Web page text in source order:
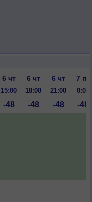
6 чт 6 чт 6 чт 7 пт
15:00 18:00 21:00 0:00
-48 -48 -48 -48